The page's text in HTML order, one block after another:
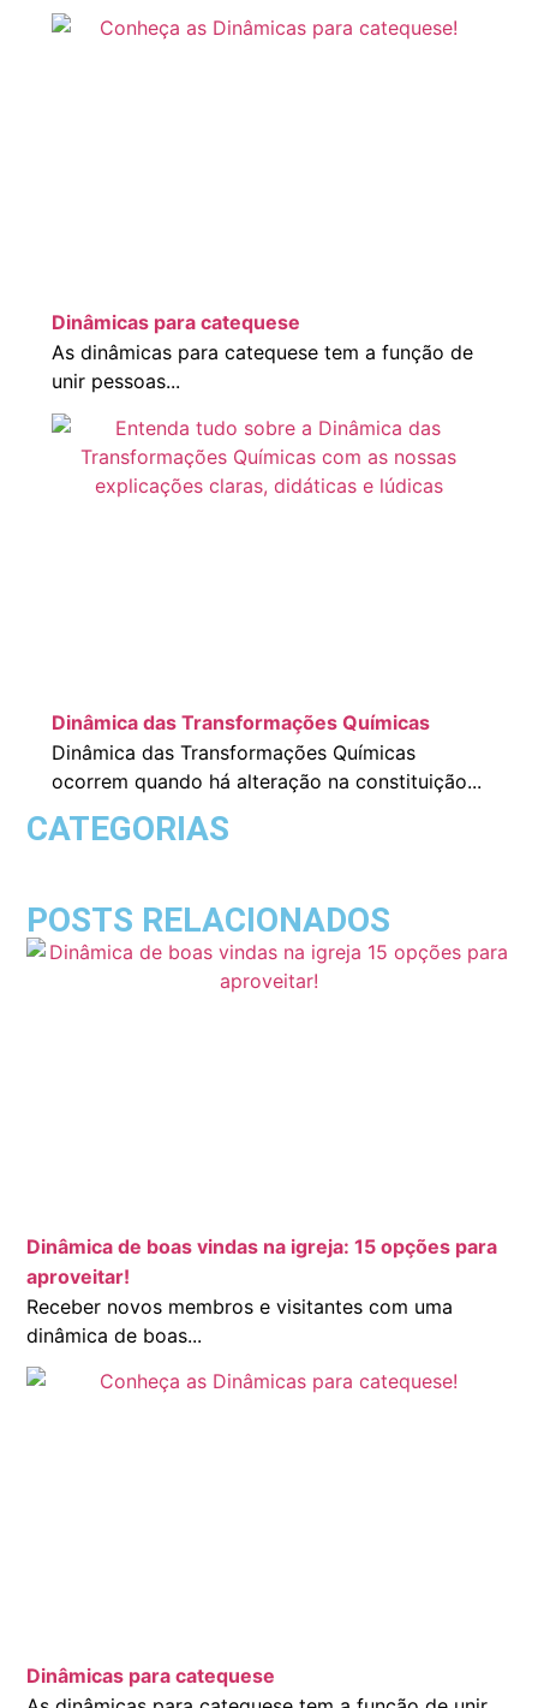
Dinâmicas para catequese
As dinâmicas para catequese tem a função de
unir pessoas...
Dinâmica das Transformações Químicas
Dinâmica das Transformações Químicas
ocorrem quando há alteração na constituição...
CATEGORIAS
POSTS RELACIONADOS
Dinâmica de boas vindas na igreja: 15 opções para
aproveitar!
Receber novos membros e visitantes com uma
dinâmica de boas...
Dinâmicas para catequese